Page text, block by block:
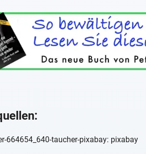
664654_640-taucher-pixabay: pixabay